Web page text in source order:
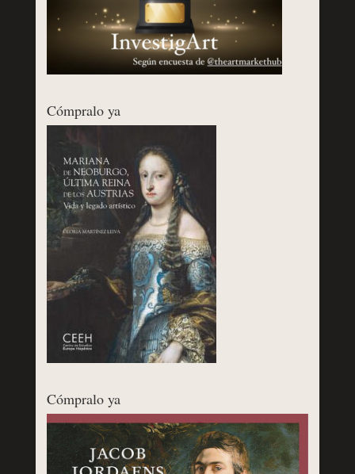
Cómpralo ya
Cómpralo ya